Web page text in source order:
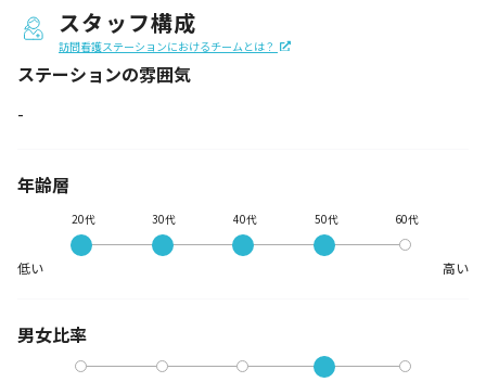
スタッフ構成
訪問看護ステーションにおけるチームとは？
ステーションの雰囲気
-
年齢層
低い
20代 30代 40代 50代 60代
高い
男女比率